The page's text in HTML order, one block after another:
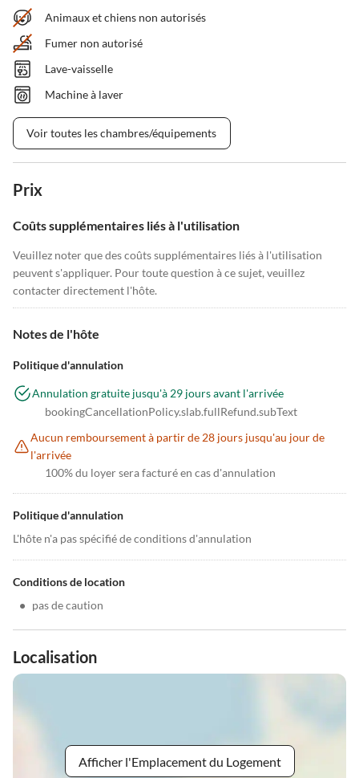
Animaux et chiens non autorisés
Fumer non autorisé
Lave-vaisselle
Machine à laver
Voir toutes les chambres/équipements
Prix
Coûts supplémentaires liés à l'utilisation
Veuillez noter que des coûts supplémentaires liés à l'utilisation
peuvent s'appliquer. Pour toute question à ce sujet, veuillez
contacter directement l'hôte.
Notes de l'hôte
Politique d'annulation
Annulation gratuite jusqu'à 29 jours avant l'arrivée
bookingCancellationPolicy.slab.fullRefund.subText
Aucun remboursement à partir de 28 jours jusqu'au jour de
l'arrivée
100% du loyer sera facturé en cas d'annulation
Politique d'annulation
L'hôte n'a pas spécifié de conditions d'annulation
Conditions de location
• pas de caution
Localisation
Afficher l'Emplacement du Logement